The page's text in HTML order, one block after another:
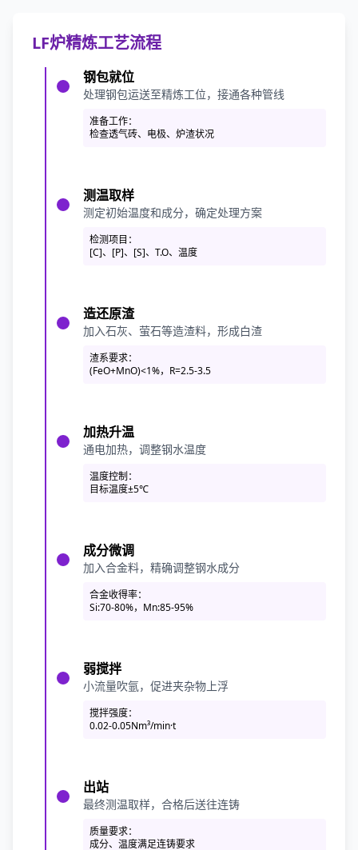
LF炉精炼工艺流程
钢包就位
处理钢包运送至精炼工位，接通各种管线
准备工作：
检查透气砖、电极、炉渣状况
测温取样
测定初始温度和成分，确定处理方案
检测项目：
[C]、[P]、[S]、T.O、温度
造还原渣
加入石灰、萤石等造渣料，形成白渣
渣系要求：
(FeO+MnO)<1%，R=2.5-3.5
加热升温
通电加热，调整钢水温度
温度控制：
目标温度±5℃
成分微调
加入合金料，精确调整钢水成分
合金收得率：
Si:70-80%，Mn:85-95%
弱搅拌
小流量吹氩，促进夹杂物上浮
搅拌强度：
0.02-0.05Nm³/min·t
出站
最终测温取样，合格后送往连铸
质量要求：
成分、温度满足连铸要求